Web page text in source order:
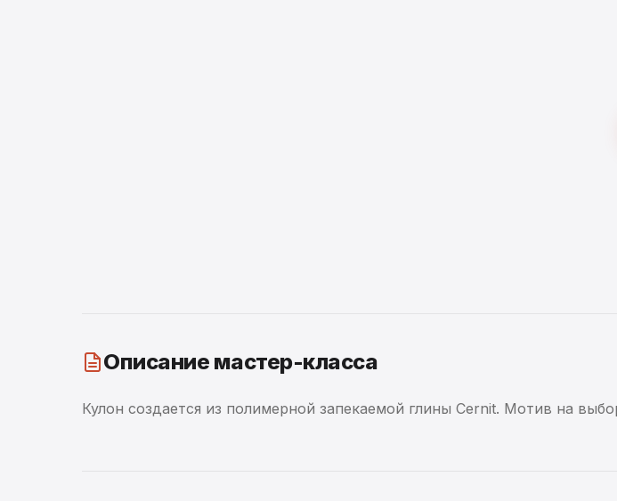
Описание мастер-класса
Кулон создается из полимерной запекаемой глины Cernit. Мотив на